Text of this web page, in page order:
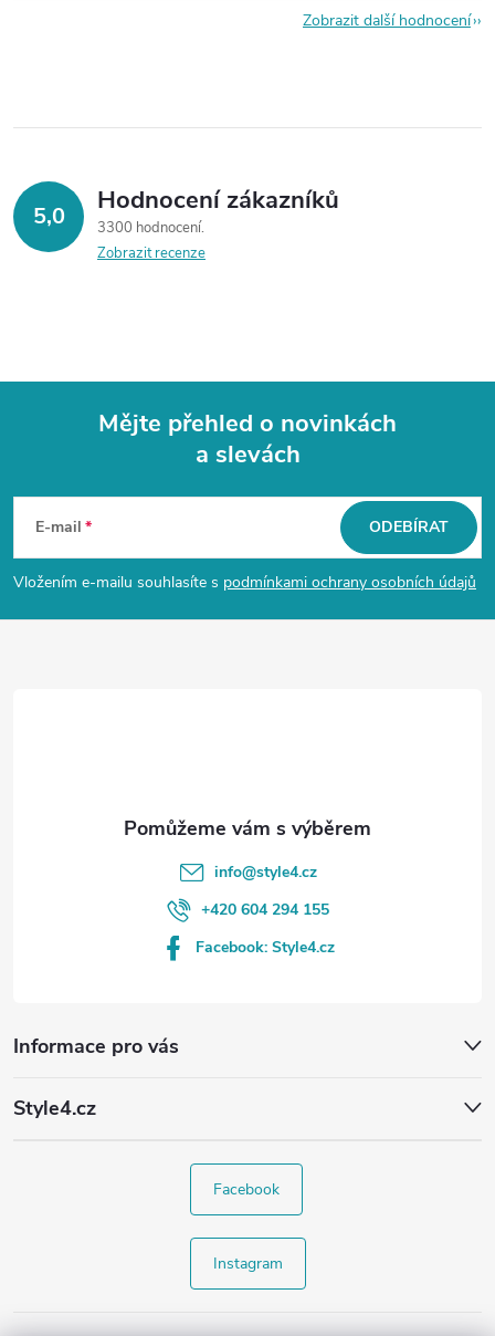
Zobrazit další hodnocení
5,0 Hodnocení zákazníků
3300 hodnocení
Zobrazit recenze
p
Mějte přehled o novinkách
a slevách
E-mail
Vložením e-mailu souhlasíte s podmínkami ochrany osobních údajů
ODEBÍRAT
Informace pro vás
Style4.cz
info@style4.cz
+420 604 294 155
Facebook: Style4.cz
Facebook
Instagram